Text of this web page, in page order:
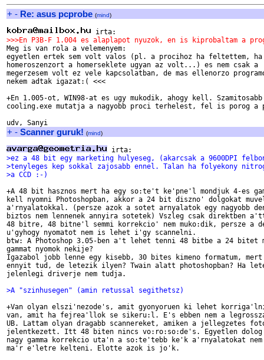
+ - Re: asus pcprobe (mind)
>>>En P3B-F 1.004 es alaplapot nyuzok, en is kiprobaltam a
Meg is van rola a velemenyem:
egyetlen ertek sem volt valos (pl. a procihoz ha feltettem, ha
homeroszenzort a homerseklete ugyan az volt...) es nem csak a
megerzesem volt ez vele kapcsolatban, de mas ellenorzo
nekem adtak igazat:( <<<
+En 1.005-ot, WIN98-at es ugy mukodik, ahogy kell.
cooling.exe mutatja a nagyobb proci terhelest, fel is porog a
+ - Scanner guruk! (mind)
>ez a 48 bit egy marketing hulyeseg, (akarcsak a 9600DPI
>tenyleges kep sokkal zajosabb ennel. Talan ha folyekony
>a CCD :-)
+A 48 bit hasznos mert ha egy so:te't ke'pne'l mondjuk 4-es
kell nyomni Photoshopban, akkor a 24 bit diszno' dolgokat
a'rnyalatokkal. (persze azok a sotet arnyalatok egy nagyobb
biztos nem lennenek annyira sotetek) Vszleg csak direktben
48 bitre, 48 bitne'l semmi korrekcio' nem muko:dik, persze a
u'gyhogy nyomatot nem is lehet i'gy scannelni.
btw: A Photoshop 3.05-ben a't lehet tenni 48 bitbe a 24 bitet
gammat nyomok nekije?
Igazabol jobb lenne egy kisebb, 30 bites kimeno formatum,
ennyit tud, de letezik ilyen? Twain alatt photoshopban? Ha
jelenlegi driverje nem tudja.
>A "szinhusegen" (amin retussal segithetsz)
+Van olyan elszi'nezode's, amit gyonyoruen ki lehet
van, amit ha fejrea'llok se sikeru:l. E's ebben nem a
UB. Lattam olyan dragabb scannereket, amiken a jellegzetes
jelentkezett. Itt 48 biten nincs vo:ro:so:de's. Egyetlen
nagy gamma korrekcio uta'n a so:te'tebb ke'k a'rnyalatokat
ma'r e'letre kelteni. Elotte azok is jo'k.